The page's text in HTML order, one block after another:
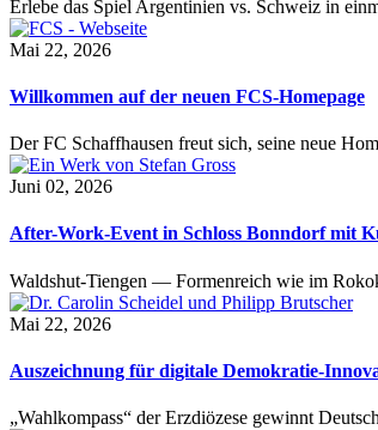
Erlebe das Spiel Argentinien vs. Schweiz in
Mai 22, 2026
Willkommen auf der neuen FCS-Homepage
Der FC Schaffhausen freut sich, seine neue
Juni 02, 2026
After-Work-Event in Schloss Bonndorf mit
Waldshut-Tiengen — Formenreich wie im
Mai 22, 2026
Auszeichnung für digitale Demokratie-
„Wahlkompass“ der Erzdiözese gewinnt